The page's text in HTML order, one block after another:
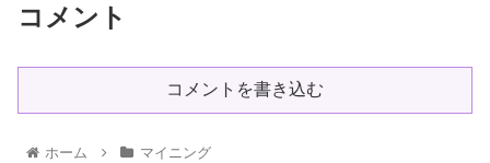
コメント
コメントを書き込む
ホーム マイニング